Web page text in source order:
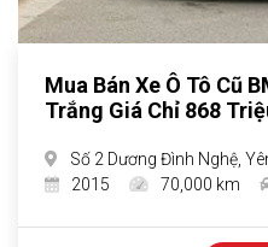
Mua Bán Xe Ô Tô Cũ
Trắng Giá Chỉ 868
Số 2 Dương Đình Nghệ,
2015
70,000 km